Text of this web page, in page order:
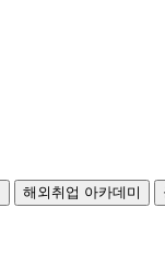
해외취업 아카데미